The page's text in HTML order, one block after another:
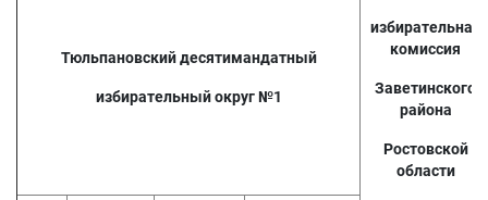
Тюльпановский десятимандатный
избирательный округ №1
избирательная
комиссия
Заветинского
района
Ростовской
области